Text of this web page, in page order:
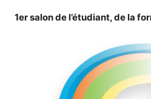
1er salon de l’étudiant, de la